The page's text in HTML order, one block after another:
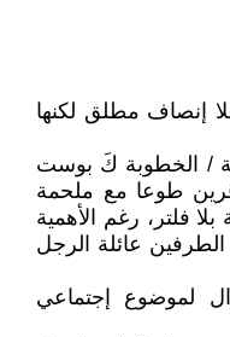
إنصاف مطلق لكنها
/ الخطوبة كَ بوست
طوعا مع ملحمة
فلتر، رغم الأهمية
عائلة الرجل
لموضوع إجتماعي